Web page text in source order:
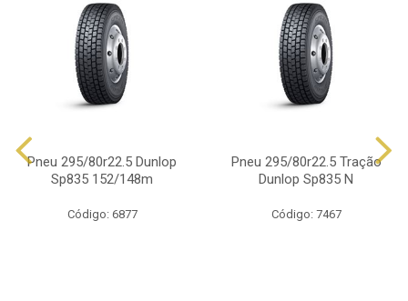
Pneu 295/80r22.5 Dunlop
Sp835 152/148m
Código: 6877
Pneu 295/80r22.5 Tração
Dunlop Sp835 N
Código: 7467